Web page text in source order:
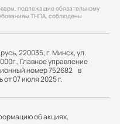
подлежащие обязательному
ТНПА, соблюдены
220035, г. Минск, ул.
Главное управление
номер 752682 в
07 июля 2025 г.
об акциях,